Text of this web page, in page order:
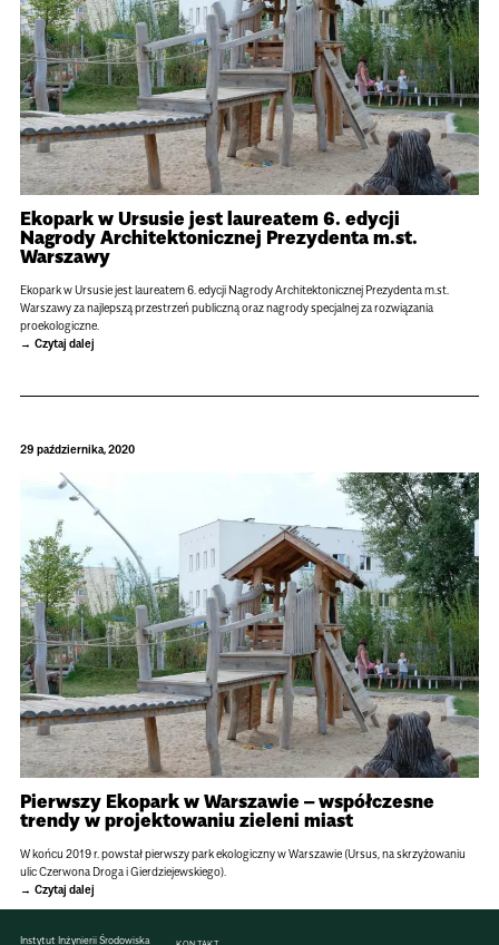
Ekopark w Ursusie jest laureatem 6. edycji
Nagrody Architektonicznej Prezydenta m.st.
Warszawy
Ekopark w Ursusie jest laureatem 6. edycji Nagrody Architektonicznej Prezydenta m.st.
Warszawy za najlepszą przestrzeń publiczną oraz nagrody specjalnej za rozwiązania
proekologiczne.
Czytaj dalej
29 października, 2020
Pierwszy Ekopark w Warszawie – współczesne
trendy w projektowaniu zieleni miast
W końcu 2019 r. powstał pierwszy park ekologiczny w Warszawie (Ursus, na skrzyżowaniu
ulic Czerwona Droga i Gierdziejewskiego).
Czytaj dalej
Instytut Inżynierii Środowiska